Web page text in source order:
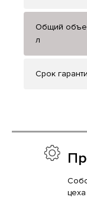
Общий
л
Срок